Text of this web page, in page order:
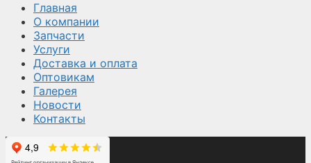
Главная
О компании
Запчасти
Услуги
Доставка и оплата
Оптовикам
Галерея
Новости
Контакты